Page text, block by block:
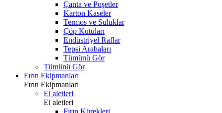
Çanta ve Poşetler
Karton Kaseler
Termos ve Suluklar
Çöp Kutuları
Endüstriyel Raflar
Tepsi Arabaları
Tümünü Gör
Tümünü Gör
Fırın Ekipmanları
Fırın Ekipmanları
El aletleri
El aletleri
Fırın Kürekleri